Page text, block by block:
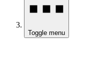
Toggle menu